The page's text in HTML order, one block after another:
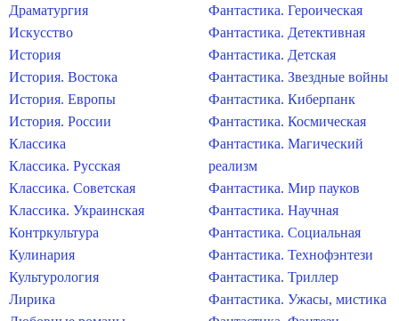
Драматургия
Искусство
История
История. Востока
История. Европы
История. России
Классика
Классика. Русская
Классика. Советская
Классика. Украинская
Контркультура
Кулинария
Культурология
Лирика
Фантастика. Героическая
Фантастика. Детективная
Фантастика. Детская
Фантастика. Звездные войны
Фантастика. Киберпанк
Фантастика. Космическая
Фантастика. Магический
реализм
Фантастика. Мир пауков
Фантастика. Научная
Фантастика. Социальная
Фантастика. Технофэнтези
Фантастика. Триллер
Фантастика. Ужасы, мистика